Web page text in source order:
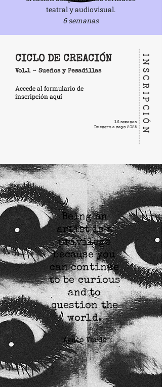
teatral y audiovisual.
6 semanas
CICLO DE CREACIÓN
Vol.1 - Sueños y Pesadillas
Accede al formulario de
inscripción aquí
INSCRIPCIÓN
16 semanas
De enero a mayo 2025
Being an
artist is a
privilege
because you
can continue
to be curious
and to
question the
world.
Agnes Varda